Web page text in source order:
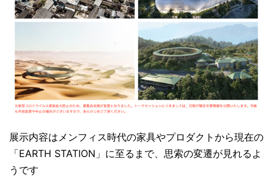
展示内容はメンフィス時代の家具やプロダクトから現在の
「EARTH STATION」に至るまで、思索の変遷が見れるよ
うです